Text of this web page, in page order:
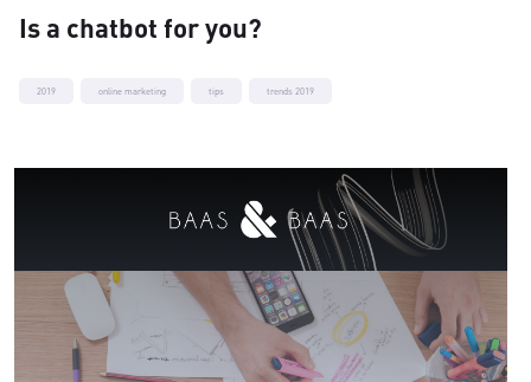
2019 online marketing tips trends 2019
Is a chatbot for you?